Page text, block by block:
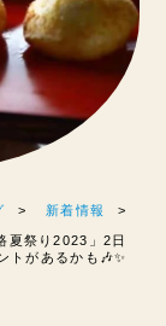
新着情報
夏祭り2023」2日
トがあるかも🎶✨